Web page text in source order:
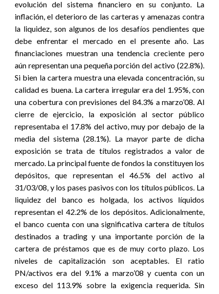
evolución del sistema financiero en su conjunto. La
inflación, el deterioro de las carteras y amenazas contra
la liquidez, son algunos de los desafíos pendientes que
debe enfrentar el mercado en el presente año. Las
financiaciones muestran una tendencia creciente pero
aún representan una pequeña porción del activo (22.8%).
Si bien la cartera muestra una elevada concentración, su
calidad es buena. La cartera irregular era del 1.95%, con
una cobertura con previsiones del 84.3% a marzo’08. Al
cierre de ejercicio, la exposición al sector público
representaba el 17.8% del activo, muy por debajo de la
media del sistema (28.1%). La mayor parte de dicha
exposición se trata de títulos registrados a valor de
mercado. La principal fuente de fondos la constituyen los
depósitos, que representan el 46.5% del activo al
31/03/08, y los pases pasivos con los títulos públicos. La
liquidez del banco es holgada, los activos líquidos
representan el 42.2% de los depósitos. Adicionalmente,
el banco cuenta con una significativa cartera de títulos
destinados a trading y una importante porción de la
cartera de préstamos que es de muy corto plazo. Los
niveles de capitalización son aceptables. El ratio
PN/activos era del 9.1% a marzo’08 y cuenta con un
exceso del 113.9% sobre la exigencia requerida. Sin